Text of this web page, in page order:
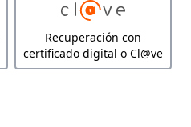
Recuperación con
certificado digital o Cl@ve